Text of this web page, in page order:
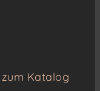
zum Katalog